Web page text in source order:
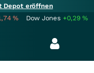
Depot eröffnen
% Dow Jones +0,29%